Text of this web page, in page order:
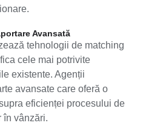
Avansată
tehnologii de matching
cele mai potrivite
existente. Agenții
avansate care oferă o
eficienței procesului de
în vânzări.